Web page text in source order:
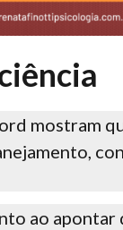
mostram
ao apontar